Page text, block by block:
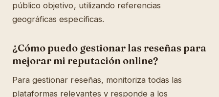
público objetivo, utilizando referencias
geográficas específicas.
¿Cómo puedo gestionar las reseñas para
mejorar mi reputación online?
Para gestionar reseñas, monitoriza todas las
plataformas relevantes y responde a los